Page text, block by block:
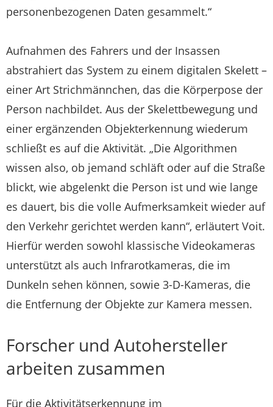
personenbezogenen Daten gesammelt.“
Aufnahmen des Fahrers und der Insassen
abstrahiert das System zu einem digitalen Skelett –
einer Art Strichmännchen, das die Körperpose der
Person nachbildet. Aus der Skelettbewegung und
einer ergänzenden Objekterkennung wiederum
schließt es auf die Aktivität. „Die Algorithmen
wissen also, ob jemand schläft oder auf die Straße
blickt, wie abgelenkt die Person ist und wie lange
es dauert, bis die volle Aufmerksamkeit wieder auf
den Verkehr gerichtet werden kann“, erläutert Voit.
Hierfür werden sowohl klassische Videokameras
unterstützt als auch Infrarotkameras, die im
Dunkeln sehen können, sowie 3-D-Kameras, die
die Entfernung der Objekte zur Kamera messen.
Forscher und Autohersteller
arbeiten zusammen
Für die Aktivitätserkennung im